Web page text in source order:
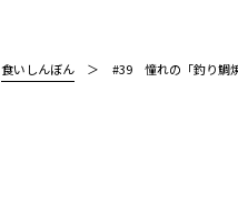
食いしんぼん #39 憧れの「釣り鯛